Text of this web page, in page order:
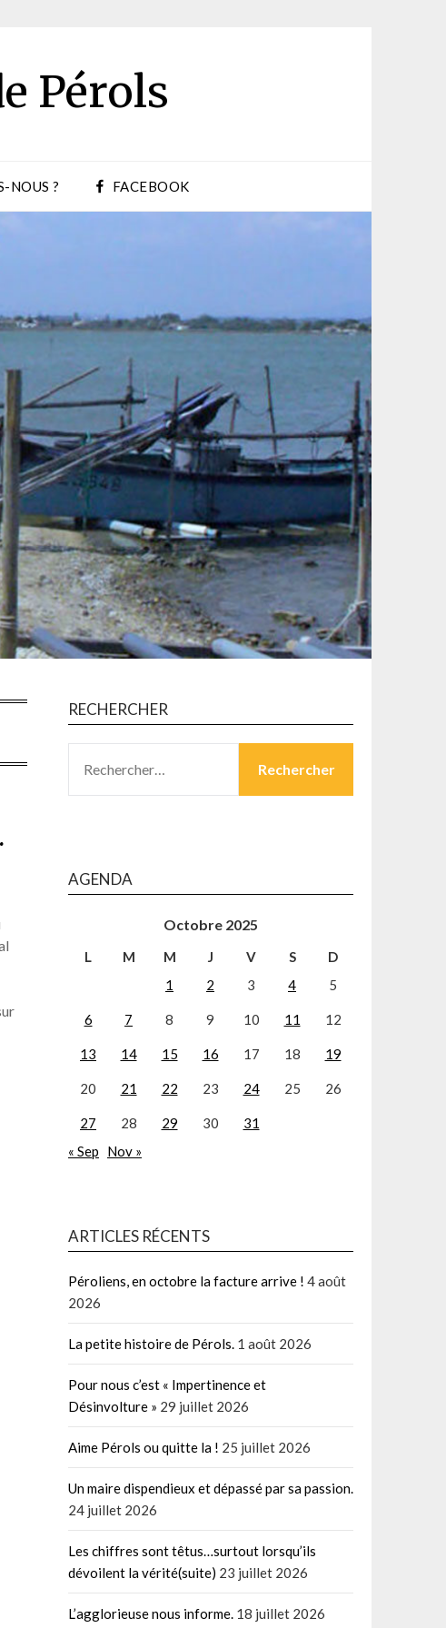
Pérols
NOUS ? FACEBOOK
RECHERCHER
AGENDA
Octobre 2025
L M M J V S
D
1
2 3 4 5
6 7 8 9 10 11 12
13 14 15 16 17 18 19
20 21 22 23 24 25 26
27 28 29 30
31
« Sep
Nov »
ARTICLES RÉCENTS
Péroliens, en octobre la facture arrive ! 4 août
2026
La petite histoire de Pérols. 1 août 2026
Pour nous c’est « Impertinence et
Désinvolture » 29 juillet 2026
Aime Pérols ou quitte la ! 25 juillet 2026
Un maire dispendieux et dépassé par sa passion.
24 juillet 2026
Les chiffres sont têtus…surtout lorsqu’ils
dévoilent la vérité(suite) 23 juillet 2026
L’agglorieuse nous informe. 18 juillet 2026